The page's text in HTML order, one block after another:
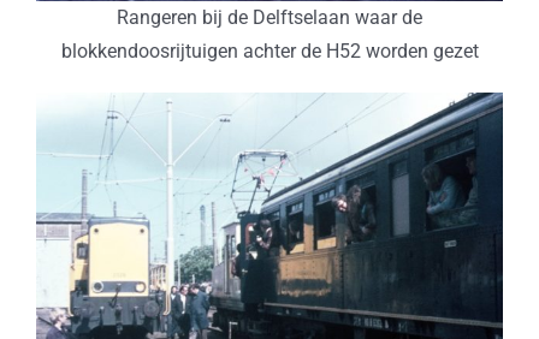
Rangeren bij de Delftselaan waar de
blokkendoosrijtuigen achter de H52 worden gezet